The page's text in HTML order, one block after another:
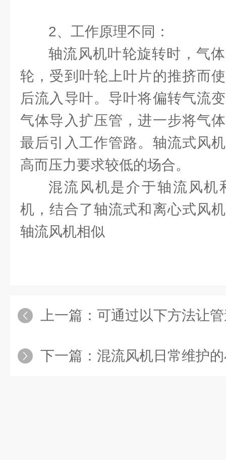
2、工作原理不同：
轴流风机叶轮旋转时，气
轮，受到叶轮上叶片的推挤而
后流入导叶。导叶将偏转气流
气体导入扩压管，进一步将气
最后引入工作管路。轴流式风
高而压力要求较低的场合。
混流风机是介于轴流风机
机，结合了轴流式和离心式风
轴流风机相似
上一篇： 可通过以下方法让管道
下一篇： 混流风机日常维护